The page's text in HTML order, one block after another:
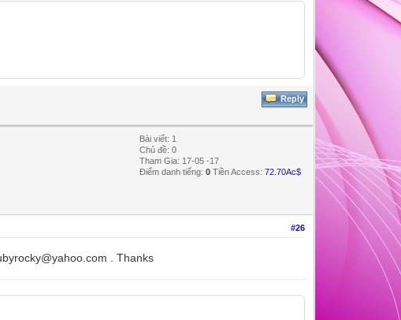
Reply
Bài viết: 1
Chủ đề: 0
Tham Gia: 17-05 -17
Điểm danh tiếng:0 Tiền Access: 72.70Ac$
#26
. Thanks